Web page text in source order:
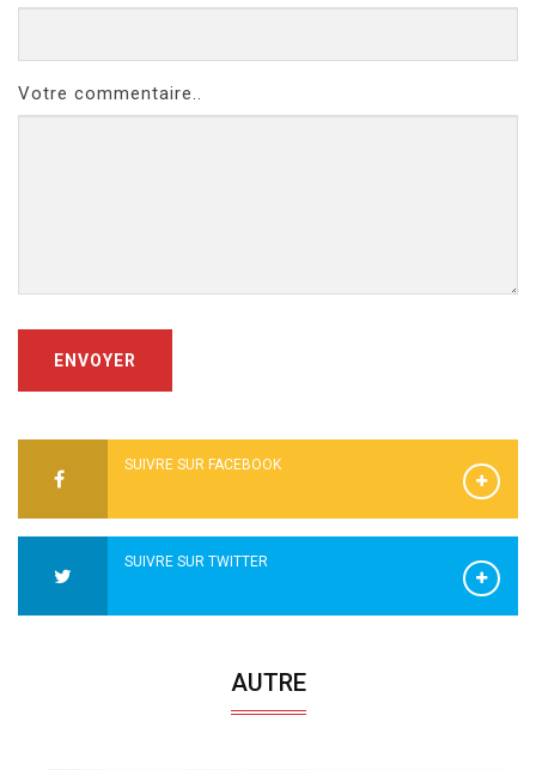
Votre commentaire..
ENVOYER
SUIVRE SUR FACEBOOK
SUIVRE SUR TWITTER
AUTRE